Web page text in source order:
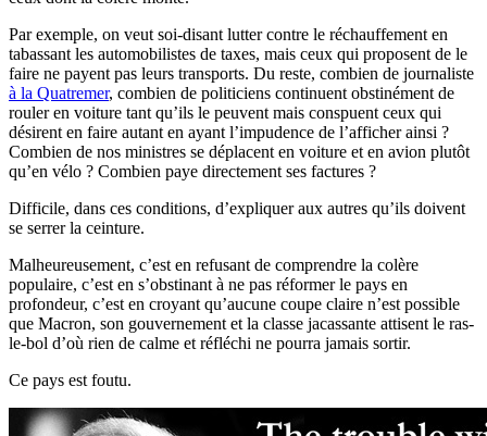
Par exemple, on veut soi-disant lutter contre le réchauffement en
tabassant les automobilistes de taxes, mais ceux qui proposent de le
faire ne payent pas leurs transports. Du reste, combien de journaliste
à la Quatremer, combien de politiciens continuent obstinément de
rouler en voiture tant qu’ils le peuvent mais conspuent ceux qui
désirent en faire autant en ayant l’impudence de l’afficher ainsi ?
Combien de nos ministres se déplacent en voiture et en avion plutôt
qu’en vélo ? Combien paye directement ses factures ?
Difficile, dans ces conditions, d’expliquer aux autres qu’ils doivent
se serrer la ceinture.
Malheureusement, c’est en refusant de comprendre la colère
populaire, c’est en s’obstinant à ne pas réformer le pays en
profondeur, c’est en croyant qu’aucune coupe claire n’est possible
que Macron, son gouvernement et la classe jacassante attisent le ras-
le-bol d’où rien de calme et réfléchi ne pourra jamais sortir.
Ce pays est foutu.